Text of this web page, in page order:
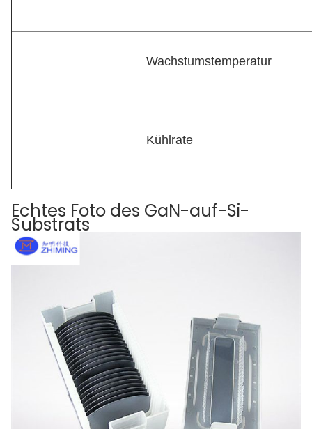
Wachstumstemperatur
Kühlrate
Echtes Foto des GaN-auf-Si-
Substrats